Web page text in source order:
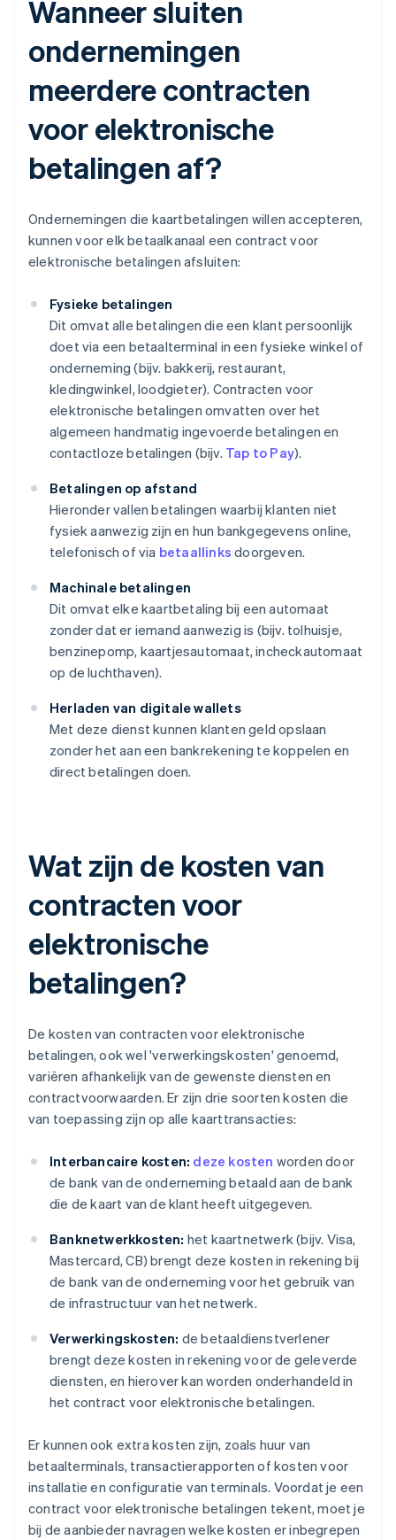
Wanneer sluiten
ondernemingen
meerdere contracten
voor elektronische
betalingen af?
Ondernemingen die kaartbetalingen willen accepteren,
kunnen voor elk betaalkanaal een contract voor
elektronische betalingen afsluiten:
Fysieke betalingen
Dit omvat alle betalingen die een klant persoonlijk
doet via een betaalterminal in een fysieke winkel of
onderneming (bijv. bakkerij, restaurant,
kledingwinkel, loodgieter). Contracten voor
elektronische betalingen omvatten over het
algemeen handmatig ingevoerde betalingen en
contactloze betalingen (bijv. Tap to Pay).
Betalingen op afstand
Hieronder vallen betalingen waarbij klanten niet
fysiek aanwezig zijn en hun bankgegevens online,
telefonisch of via betaallinks doorgeven.
Machinale betalingen
Dit omvat elke kaartbetaling bij een automaat
zonder dat er iemand aanwezig is (bijv. tolhuisje,
benzinepomp, kaartjesautomaat, incheckautomaat
op de luchthaven).
Herladen van digitale wallets
Met deze dienst kunnen klanten geld opslaan
zonder het aan een bankrekening te koppelen en
direct betalingen doen.
Wat zijn de kosten van
contracten voor
elektronische
betalingen?
De kosten van contracten voor elektronische
betalingen, ook wel 'verwerkingskosten' genoemd,
variëren afhankelijk van de gewenste diensten en
contractvoorwaarden. Er zijn drie soorten kosten die
van toepassing zijn op alle kaarttransacties:
Interbancaire kosten: deze kosten worden door
de bank van de onderneming betaald aan de bank
die de kaart van de klant heeft uitgegeven.
Banknetwerkkosten: het kaartnetwerk (bijv. Visa,
Mastercard, CB) brengt deze kosten in rekening bij
de bank van de onderneming voor het gebruik van
de infrastructuur van het netwerk.
Verwerkingskosten: de betaaldienstverlener
brengt deze kosten in rekening voor de geleverde
diensten, en hierover kan worden onderhandeld in
het contract voor elektronische betalingen.
Er kunnen ook extra kosten zijn, zoals huur van
betaalterminals, transactierapporten of kosten voor
installatie en configuratie van terminals. Voordat je een
contract voor elektronische betalingen tekent, moet je
bij de aanbieder navragen welke kosten er inbegrepen